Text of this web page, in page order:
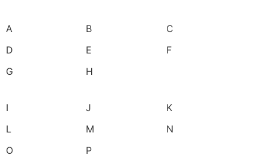
A B
C
D
E
F
G
H
I J
K
L
M
N
O
P